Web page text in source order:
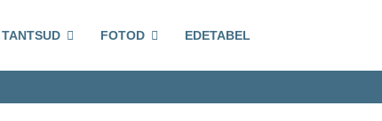
TANTSUD FOTOD EDETABEL